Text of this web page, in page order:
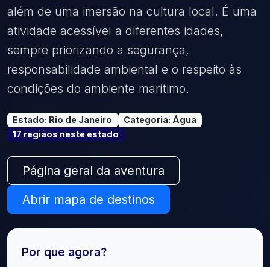
além de uma imersão na cultura local. É uma
atividade acessível a diferentes idades,
sempre priorizando a segurança,
responsabilidade ambiental e o respeito às
condições do ambiente marítimo.
Estado: Rio de Janeiro Categoria: Água
17 regiãos neste estado
Página geral da aventura
Abrir mapa de destinos
Por que agora?